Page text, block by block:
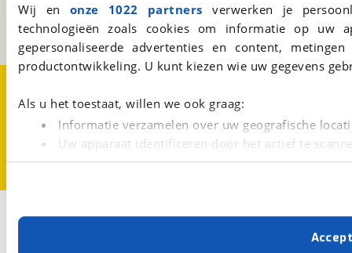
Wij en onze 1022 partners verwerken je
technologieën zoals cookies om informatie op
gepersonaliseerde advertenties en content,
productontwikkeling. U kunt kiezen wie uw gegevens
Als u het toestaat, willen we ook graag:
Informatie verzamelen over uw geografische
Uw apparaat identificeren door het actief te
Lees meer over hoe uw persoonlijke gegevens worden
Met cookies en vergelijkbare technieken zorgen we
cookies zorgen ervoor dat de website goed werkt.
Een initiatief van
BOVAG
Cookievoorkeuren
Vacatures